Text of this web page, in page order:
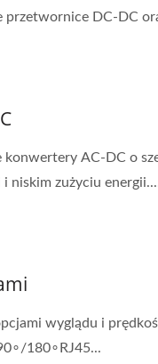
DC-DC
AC-DC o
niskim zużyciu
wyglądu i
180∘RJ45...